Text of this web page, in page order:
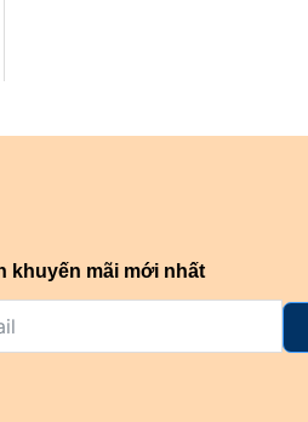
khuyến mãi mới nhất